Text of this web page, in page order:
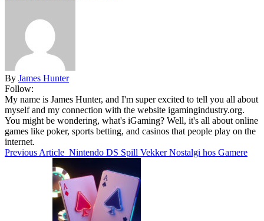
By James Hunter
Follow:
My name is James Hunter, and I'm super excited to tell you all about
myself and my connection with the website igamingindustry.org.
You might be wondering, what's iGaming? Well, it's all about online
games like poker, sports betting, and casinos that people play on the
internet.
Previous Article Nintendo DS Spill Vekker Nostalgi hos Gamere